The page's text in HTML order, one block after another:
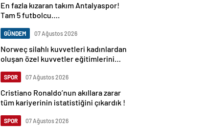
En fazla kızaran takım Antalyaspor!
Tam 5 futbolcu….
GÜNDEM 07 Ağustos 2026
Norweç silahlı kuvvetleri kadınlardan
oluşan özel kuvvetler eğitimlerini
SPOR 07 Ağustos 2026
Cristiano Ronaldo’nun akıllara zarar
tüm kariyerinin istatistiğini çıkardık !
SPOR 07 Ağustos 2026